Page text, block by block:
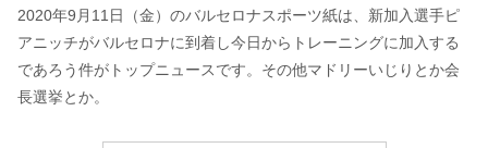
2020年9月11日（金）のバルセロナスポーツ紙は、新加入選手ピ
アニッチがバルセロナに到着し今日からトレーニングに加入する
であろう件がトップニュースです。その他マドリーいじりとか会
長選挙とか。